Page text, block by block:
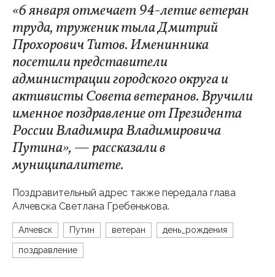
«6 января отмечает 94-летие ветеран
труда, труженик тыла Дмитрий
Прохорович Титов. Именинника
посетили представители
администрации городского округа и
активисты Совета ветеранов. Вручили
именное поздравление от Президента
России Владимира Владимировича
Путина», — рассказали в
муниципалитете.
Поздравительный адрес также передала глава
Алчевска Светлана Гребенькова.
Алчевск Путин ветеран день_рождения
поздравление